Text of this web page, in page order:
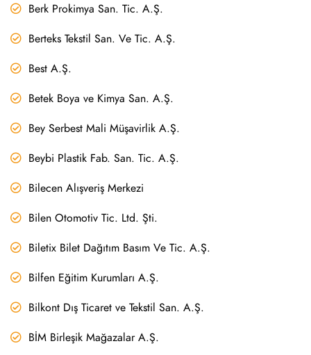
Berk Prokimya San. Tic. A.Ş.
Berteks Tekstil San. Ve Tic. A.Ş.
Best A.Ş.
Betek Boya ve Kimya San. A.Ş.
Bey Serbest Mali Müşavirlik A.Ş.
Beybi Plastik Fab. San. Tic. A.Ş.
Bilecen Alışveriş Merkezi
Bilen Otomotiv Tic. Ltd. Şti.
Biletix Bilet Dağıtım Basım Ve Tic. A.Ş.
Bilfen Eğitim Kurumları A.Ş.
Bilkont Dış Ticaret ve Tekstil San. A.Ş.
BİM Birleşik Mağazalar A.Ş.